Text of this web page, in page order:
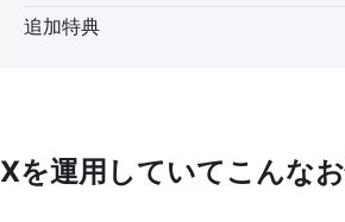
追加特典
Xを運用していてこんな